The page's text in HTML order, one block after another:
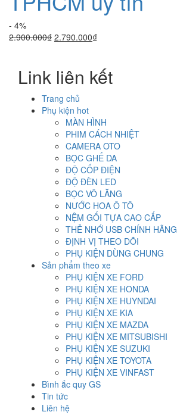
- 4%
2.900.000₫ Giá
2.900.000₫.
2.790.000₫Giá
là:
2.790.000₫.
Link liên kết
Trang chủ
Phụ kiện hot
MÀN HÌNH
PHIM CÁCH NHIỆT
CAMERA OTO
BỌC GHẾ DA
ĐỘ CỐP ĐIỆN
ĐỘ ĐÈN LED
BỌC VÔ LĂNG
NƯỚC HOA Ô TÔ
NỆM GỐI TỰA CAO CẤP
THẺ NHỚ USB CHÍNH HÃNG
ĐỊNH VỊ THEO DÕI
PHỤ KIỆN DÙNG CHUNG
Sản phẩm theo xe
PHỤ KIỆN XE FORD
PHỤ KIỆN XE HONDA
PHỤ KIỆN XE HUYNDAI
PHỤ KIỆN XE KIA
PHỤ KIỆN XE MAZDA
PHỤ KIỆN XE MITSUBISHI
PHỤ KIỆN XE SUZUKI
PHỤ KIỆN XE TOYOTA
PHỤ KIỆN XE VINFAST
Bình ắc quy GS
Tin tức
Liên hệ